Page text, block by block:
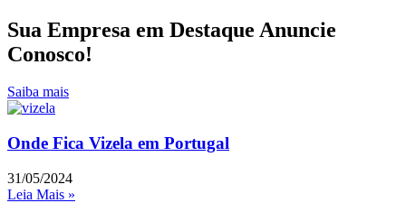
Sua Empresa em Destaque Anuncie
Conosco!
Saiba mais
Onde Fica Vizela em Portugal
31/05/2024
Leia Mais »